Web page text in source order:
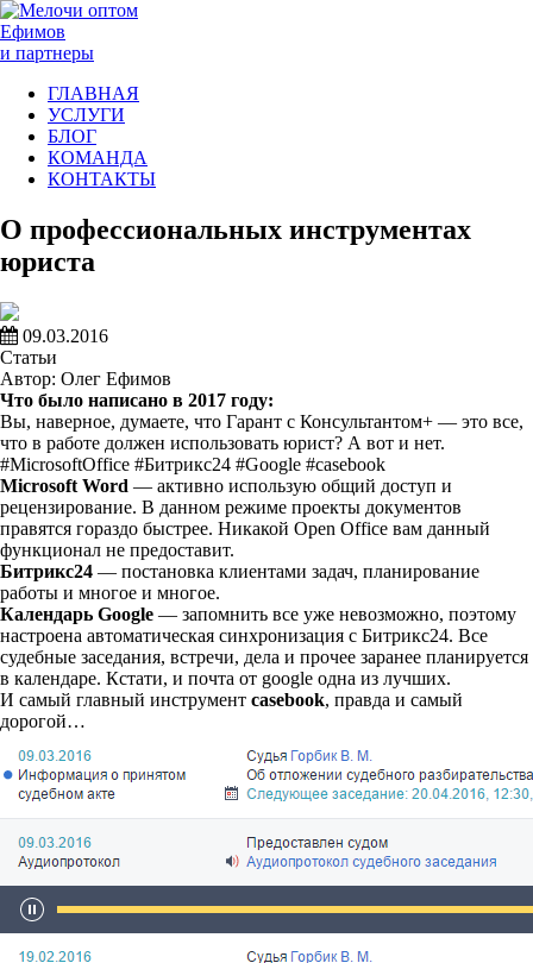
Ефимов
и партнеры
ГЛАВНАЯ
УСЛУГИ
БЛОГ
КОМАНДА
КОНТАКТЫ
О профессиональных инструментах
юриста
09.03.2016
Статьи
Автор: Олег Ефимов
Что было написано в 2017 году:
Вы, наверное, думаете, что Гарант с Консультантом+ — это все,
что в работе должен использовать юрист? А вот и нет.
#MicrosoftOffice #Битрикс24 #Google #casebook
Microsoft Word — активно использую общий доступ и
рецензирование. В данном режиме проекты документов
правятся гораздо быстрее. Никакой Open Office вам данный
функционал не предоставит.
Битрикс24 — постановка клиентами задач, планирование
работы и многое и многое.
Календарь Google — запомнить все уже невозможно, поэтому
настроена автоматическая синхронизация с Битрикс24. Все
судебные заседания, встречи, дела и прочее заранее планируется
в календаре. Кстати, и почта от google одна из лучших.
И самый главный инструмент casebook, правда и самый
дорогой…